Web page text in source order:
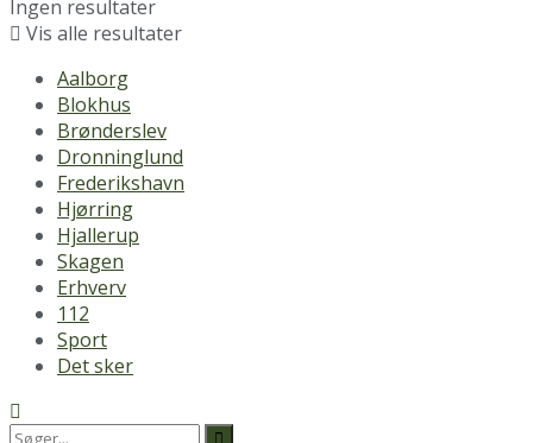
Ingen resultater
Vis alle resultater
Aalborg
Blokhus
Brønderslev
Dronninglund
Frederikshavn
Hjørring
Hjallerup
Skagen
Erhverv
112
Sport
Det sker